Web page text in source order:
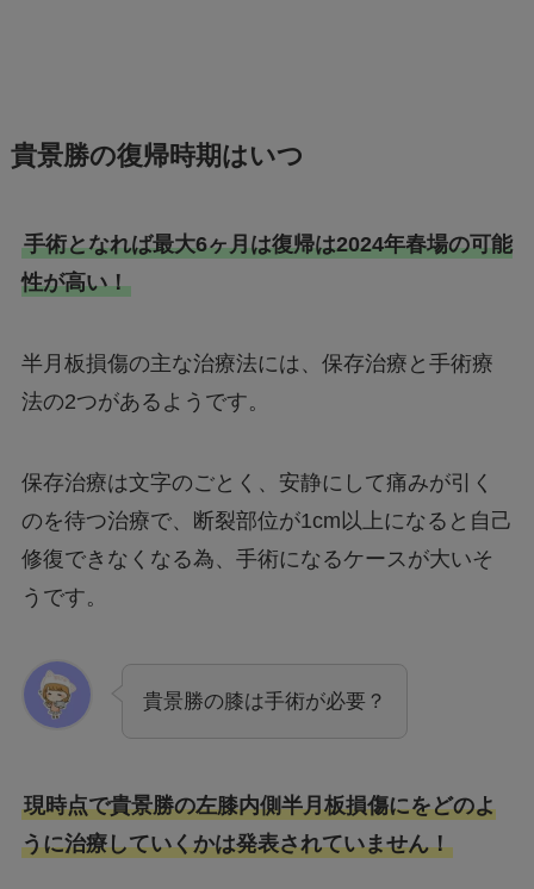
貴景勝の復帰時期はいつ
手術となれば最大6ヶ月は復帰は2024年春場の可能
性が高い！
半月板損傷の主な治療法には、保存治療と手術療
法の2つがあるようです。
保存治療は文字のごとく、安静にして痛みが引く
のを待つ治療で、断裂部位が1cm以上になると自己
修復できなくなる為、手術になるケースが大いそ
うです。
貴景勝の膝は手術が必要？
現時点で貴景勝の左膝内側半月板損傷にをどのよ
うに治療していくかは発表されていません！